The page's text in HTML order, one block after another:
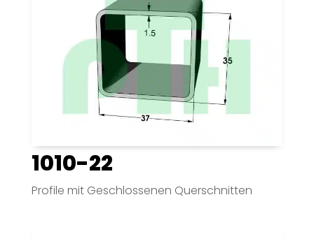
1010-22
Profile mit Geschlossenen Querschnitten